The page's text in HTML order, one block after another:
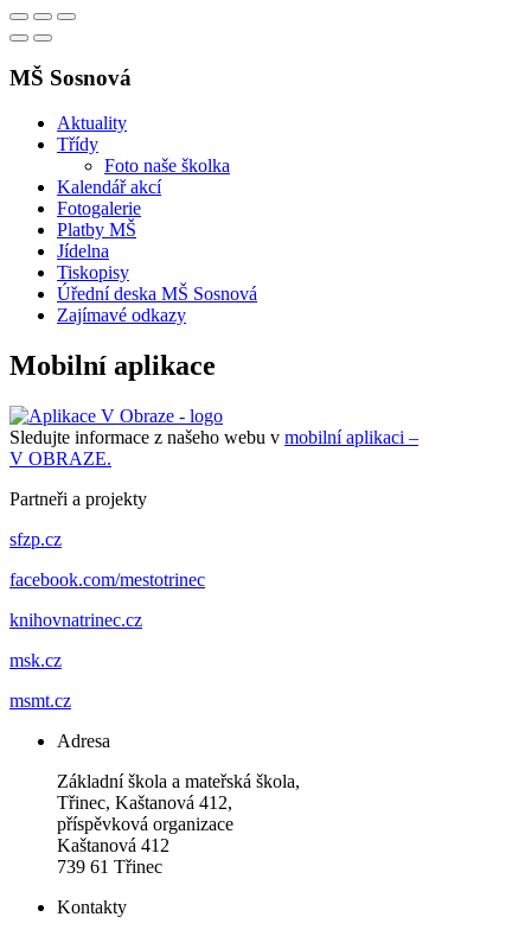
MŠ Sosnová
Aktuality
Třídy
Foto naše školka
Kalendář akcí
Fotogalerie
Platby MŠ
Jídelna
Tiskopisy
Úřední deska MŠ Sosnová
Zajímavé odkazy
Mobilní aplikace
Sledujte informace z našeho webu v mobilní aplikaci –
V OBRAZE.
Partneři a projekty
sfzp.cz
facebook.com/mestotrinec
knihovnatrinec.cz
msk.cz
msmt.cz
Adresa
Základní škola a mateřská škola,
Třinec, Kaštanová 412,
příspěvková organizace
Kaštanová 412
739 61 Třinec
Kontakty